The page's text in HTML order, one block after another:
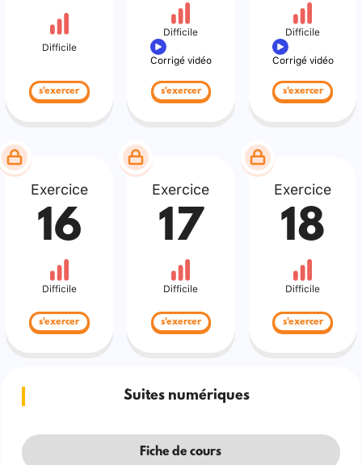
Difficile
s'exercer
Difficile
Corrigé vidéo
s'exercer
Difficile
Corrigé vidéo
s'exercer
Exercice
16
Difficile
s'exercer
Exercice
17
Difficile
s'exercer
Exercice
18
Difficile
s'exercer
Suites numériques
Fiche de cours